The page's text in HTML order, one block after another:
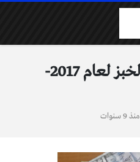
طريقة التقدم لدعم الخبز لعام 2017-
منذ 9 سنوات